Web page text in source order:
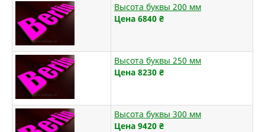
Высота буквы 200 мм
Цена 6840 ₴
Высота буквы 250 мм
Цена 8230 ₴
Высота буквы 300 мм
Цена 9420 ₴